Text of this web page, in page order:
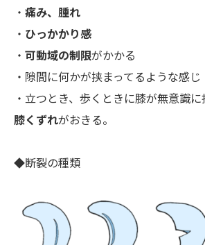
・ 痛み、腫れ
・ ひっかかり感
・ 可動域の制限がかかる
・隙間に何かが挟まってるような感じ
・立つとき、歩くときに膝が無意識
膝くずれがおきる。
◆断裂の種類